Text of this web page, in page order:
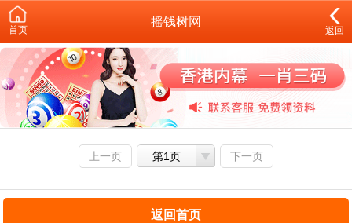
首页
摇钱树网
返回
上一页 第1页 下一页
返回首页